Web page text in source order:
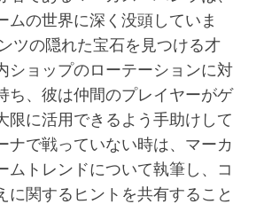
ムの世界に深く没頭していま
ツの隠れた宝石を見つける才
ショップのローテーションに対
ち、彼は仲間のプレイヤーがゲ
限に活用できるよう手助けして
ナで戦っていない時は、マーカ
ムトレンドについて執筆し、コ
に関するヒントを共有すること